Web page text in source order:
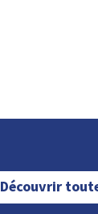
Découvrir